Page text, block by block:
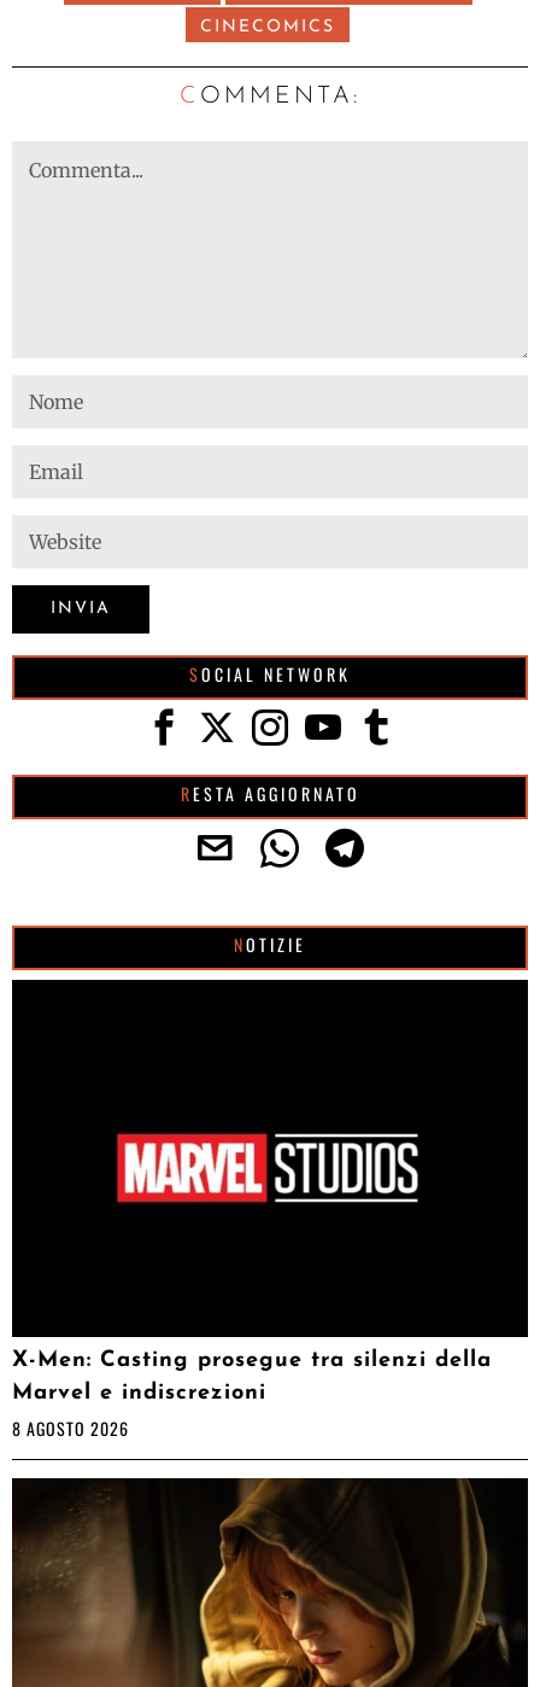
CINECOMICS
C OMMENTA:
SOCIAL NETWORK
RESTA AGGIORNATO
NOTIZIE
X-Men: Casting prosegue tra silenzi della
Marvel e indiscrezioni
8 AGOSTO 2026